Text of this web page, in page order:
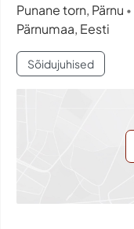
Punane torn, Pärnu •
Pärnumaa, Eesti
Sõidujuhised